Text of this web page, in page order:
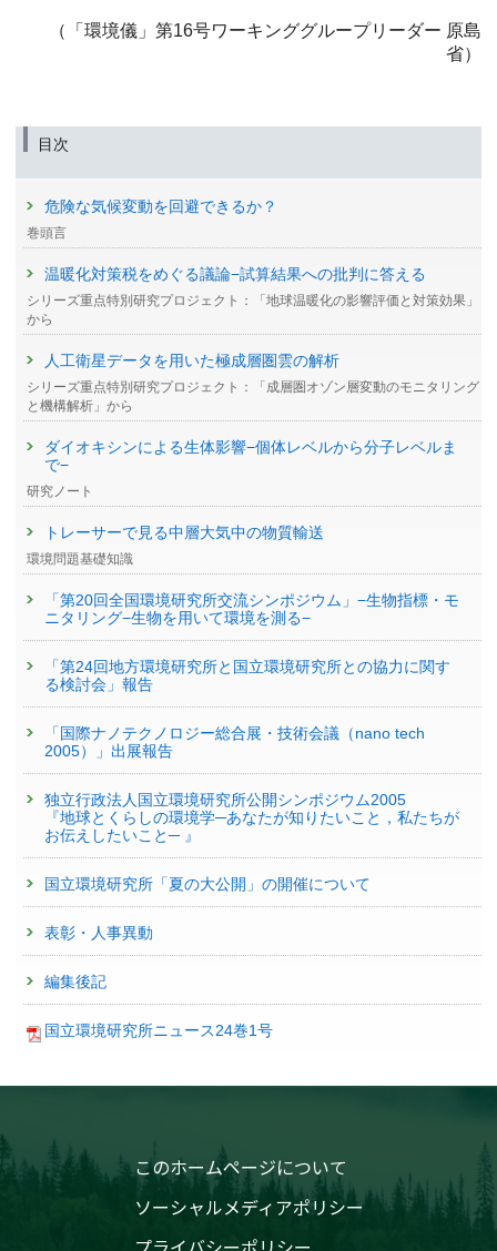
（「環境儀」第16号ワーキンググループリーダー 原島
省）
目次
危険な気候変動を回避できるか？
巻頭言
温暖化対策税をめぐる議論−試算結果への批判に答える
シリーズ重点特別研究プロジェクト：「地球温暖化の影響評価と対策効果」
から
人工衛星データを用いた極成層圏雲の解析
シリーズ重点特別研究プロジェクト：「成層圏オゾン層変動のモニタリング
と機構解析」から
ダイオキシンによる生体影響−個体レベルから分子レベルま
で−
研究ノート
トレーサーで見る中層大気中の物質輸送
環境問題基礎知識
「第20回全国環境研究所交流シンポジウム」−生物指標・モ
ニタリング−生物を用いて環境を測る−
「第24回地方環境研究所と国立環境研究所との協力に関す
る検討会」報告
「国際ナノテクノロジー総合展・技術会議（nano tech
2005）」出展報告
独立行政法人国立環境研究所公開シンポジウム2005
『地球とくらしの環境学─あなたが知りたいこと，私たちが
お伝えしたいこと─ 』
国立環境研究所「夏の大公開」の開催について
表彰・人事異動
編集後記
国立環境研究所ニュース24巻1号
このホームページについて
ソーシャルメディアポリシー